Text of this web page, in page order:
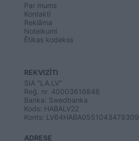
Par mums
Kontakti
Reklāma
Noteikumi
Ētikas kodekss
REKVIZĪTI
SIA "LA.LV"
Reģ. nr. 40003616846
Banka: Swedbanka
Kods: HABALV22
Konts: LV64HABA0551043479309
ADRESE